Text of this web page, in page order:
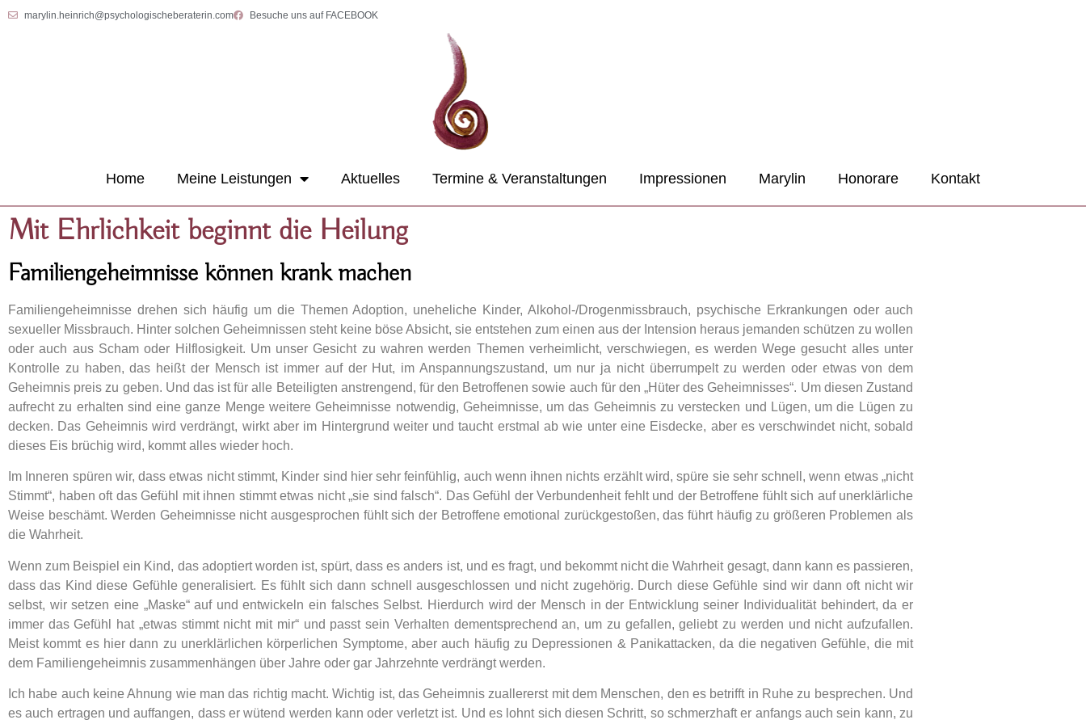
marylin.heinrich@psychologischeberaterin.com Besuche uns auf FACEBOOK
Home Meine Leistungen Aktuelles Termine & Veranstaltungen Impressionen Marylin Honorare Kontakt
Mit Ehrlichkeit beginnt die Heilung
Familiengeheimnisse können krank machen
Familiengeheimnisse drehen sich häufig um die Themen Adoption, uneheliche Kinder, Alkohol-/Drogenmissbrauch, psychische Erkrankungen oder auch
sexueller Missbrauch. Hinter solchen Geheimnissen steht keine böse Absicht, sie entstehen zum einen aus der Intension heraus jemanden schützen zu wollen
oder auch aus Scham oder Hilflosigkeit. Um unser Gesicht zu wahren werden Themen verheimlicht, verschwiegen, es werden Wege gesucht alles unter
Kontrolle zu haben, das heißt der Mensch ist immer auf der Hut, im Anspannungszustand, um nur ja nicht überrumpelt zu werden oder etwas von dem
Geheimnis preis zu geben. Und das ist für alle Beteiligten anstrengend, für den Betroffenen sowie auch für den „Hüter des Geheimnisses“. Um diesen Zustand
aufrecht zu erhalten sind eine ganze Menge weitere Geheimnisse notwendig, Geheimnisse, um das Geheimnis zu verstecken und Lügen, um die Lügen zu
decken. Das Geheimnis wird verdrängt, wirkt aber im Hintergrund weiter und taucht erstmal ab wie unter eine Eisdecke, aber es verschwindet nicht, sobald
dieses Eis brüchig wird, kommt alles wieder hoch.
Im Inneren spüren wir, dass etwas nicht stimmt, Kinder sind hier sehr feinfühlig, auch wenn ihnen nichts erzählt wird, spüre sie sehr schnell, wenn etwas „nicht
Stimmt“, haben oft das Gefühl mit ihnen stimmt etwas nicht „sie sind falsch“. Das Gefühl der Verbundenheit fehlt und der Betroffene fühlt sich auf unerklärliche
Weise beschämt. Werden Geheimnisse nicht ausgesprochen fühlt sich der Betroffene emotional zurückgestoßen, das führt häufig zu größeren Problemen als
die Wahrheit.
Wenn zum Beispiel ein Kind, das adoptiert worden ist, spürt, dass es anders ist, und es fragt, und bekommt nicht die Wahrheit gesagt, dann kann es passieren,
dass das Kind diese Gefühle generalisiert. Es fühlt sich dann schnell ausgeschlossen und nicht zugehörig. Durch diese Gefühle sind wir dann oft nicht wir
selbst, wir setzen eine „Maske“ auf und entwickeln ein falsches Selbst. Hierdurch wird der Mensch in der Entwicklung seiner Individualität behindert, da er
immer das Gefühl hat „etwas stimmt nicht mit mir“ und passt sein Verhalten dementsprechend an, um zu gefallen, geliebt zu werden und nicht aufzufallen.
Meist kommt es hier dann zu unerklärlichen körperlichen Symptome, aber auch häufig zu Depressionen & Panikattacken, da die negativen Gefühle, die mit
dem Familiengeheimnis zusammenhängen über Jahre oder gar Jahrzehnte verdrängt werden.
Ich habe auch keine Ahnung wie man das richtig macht. Wichtig ist, das Geheimnis zuallererst mit dem Menschen, den es betrifft in Ruhe zu besprechen. Und
es auch ertragen und auffangen, dass er wütend werden kann oder verletzt ist. Und es lohnt sich diesen Schritt, so schmerzhaft er anfangs auch sein kann, zu